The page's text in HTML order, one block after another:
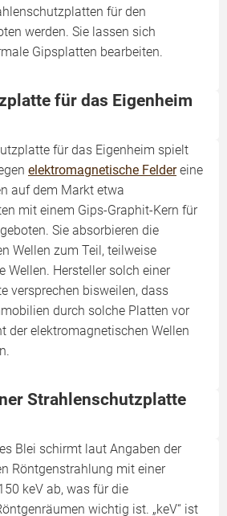
für den
werden. Sie lassen sich
Gipsplatten bearbeiten.
für das Eigenheim
für das Eigenheim spielt
elektromagnetische Feldereine
auf dem Markt etwa
mit einem Gips-Graphit-Kern für
Sie absorbieren die
Wellen zum Teil, teilweise
Wellen. Hersteller solch einer
versprechen bisweilen, dass
durch solche Platten vor
der elektromagnetischen Wellen
Strahlenschutzplatte
Blei schirmt laut Angaben der
Röntgenstrahlung mit einer
keV ab, was für die
wichtig ist. „keV“ ist